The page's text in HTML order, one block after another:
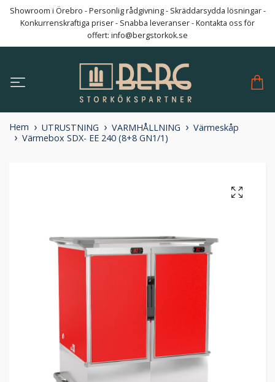
Showroom i Örebro - Personlig rådgivning - Skräddarsydda lösningar -
Konkurrenskraftiga priser - Snabba leveranser - Kontakta oss för
offert: info@bergstorkok.se
Hem UTRUSTNING VARMHÅLLNING
Värmeskåp
Värmebox SDX- EE 240 (8+8 GN1/1)